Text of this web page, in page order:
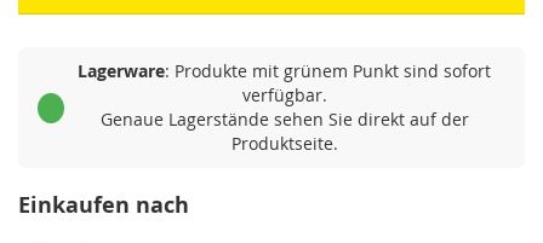
Lagerware: Produkte mit grünem Punkt sind sofort
verfügbar.
Genaue Lagerstände sehen Sie direkt auf der
Produktseite.
Einkaufen nach